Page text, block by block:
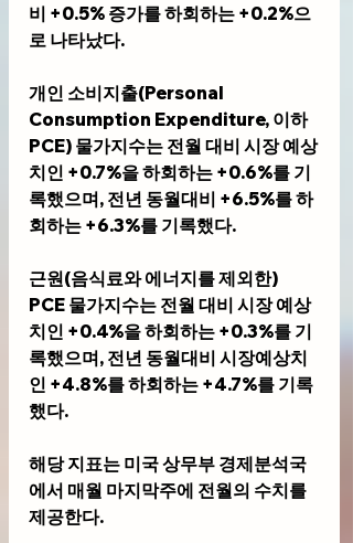
비 +0.5% 증가를 하회하는 +0.2%으
로 나타났다.
개인 소비지출(Personal
Consumption Expenditure, 이하
PCE) 물가지수는 전월 대비 시장 예상
치인 +0.7%을 하회하는 +0.6%를 기
록했으며, 전년 동월대비 +6.5%를 하
회하는 +6.3%를 기록했다.
근원(음식료와 에너지를 제외한)
PCE 물가지수는 전월 대비 시장 예상
치인 +0.4%을 하회하는 +0.3%를 기
록했으며, 전년 동월대비 시장예상치
인 +4.8%를 하회하는 +4.7%를 기록
했다.
해당 지표는 미국 상무부 경제분석국
에서 매월 마지막주에 전월의 수치를
제공한다.